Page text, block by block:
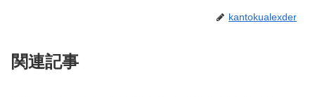
kantokualexder
関連記事